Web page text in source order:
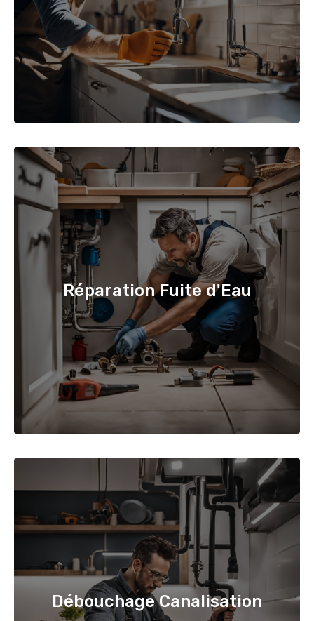
Réparation Fuite d'Eau
Débouchage Canalisation